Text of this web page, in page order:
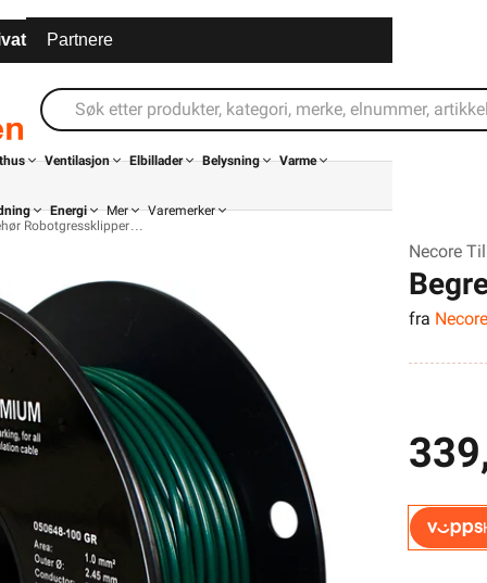
Kontakt
oss
Partnere
Ventilasjon Elbillader Belysning Varme
Energi Mer
Varemerker
Robotgressklipper
Necore
50m
fra Necore